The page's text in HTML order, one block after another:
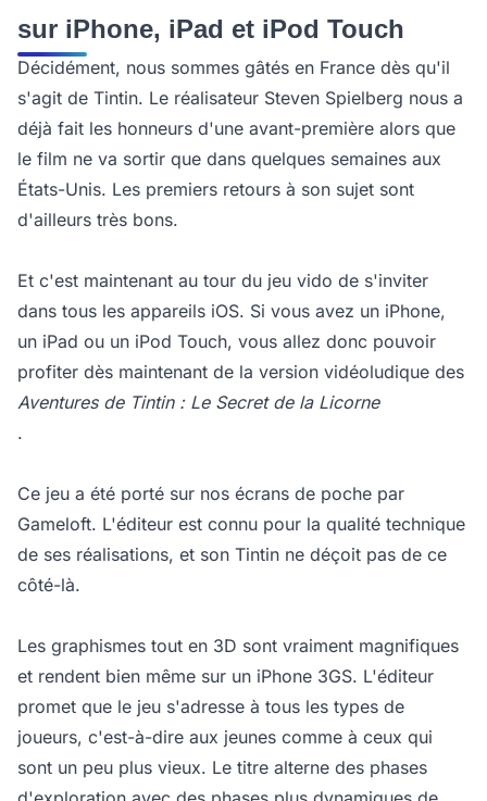
sur iPhone, iPad et iPod Touch
Décidément, nous sommes gâtés en France dès qu'il
s'agit de Tintin. Le réalisateur Steven Spielberg nous a
déjà fait les honneurs d'une avant-première alors que
le film ne va sortir que dans quelques semaines aux
États-Unis. Les premiers retours à son sujet sont
d'ailleurs très bons.
Et c'est maintenant au tour du jeu vido de s'inviter
dans tous les appareils iOS. Si vous avez un iPhone,
un iPad ou un iPod Touch, vous allez donc pouvoir
profiter dès maintenant de la version vidéoludique des
Aventures de Tintin : Le Secret de la Licorne
.
Ce jeu a été porté sur nos écrans de poche par
Gameloft. L'éditeur est connu pour la qualité technique
de ses réalisations, et son Tintin ne déçoit pas de ce
côté-là.
Les graphismes tout en 3D sont vraiment magnifiques
et rendent bien même sur un iPhone 3GS. L'éditeur
promet que le jeu s'adresse à tous les types de
joueurs, c'est-à-dire aux jeunes comme à ceux qui
sont un peu plus vieux. Le titre alterne des phases